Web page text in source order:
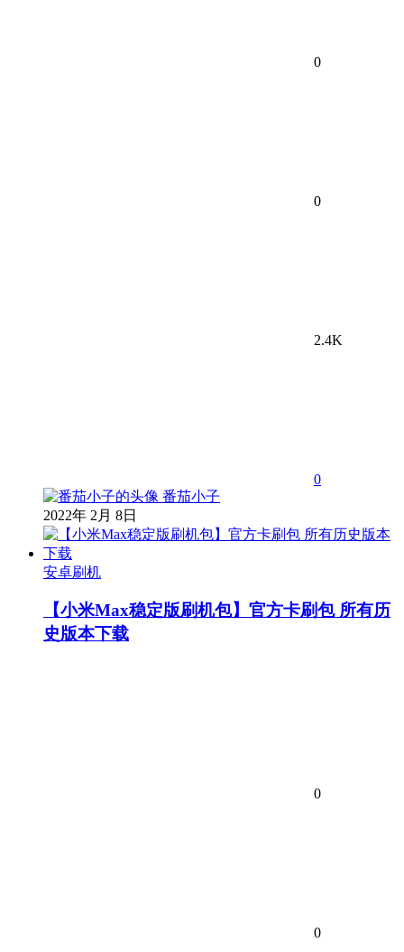
0
0
2.4K
0
番茄小子
2022年 2月 8日
安卓刷机
【小米Max稳定版刷机包】官方卡刷包 所有历
史版本下载
0
0